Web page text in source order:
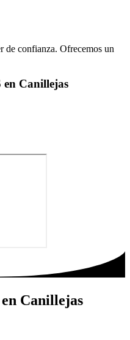
de confianza. Ofrecemos un
en Canillejas
Canillejas